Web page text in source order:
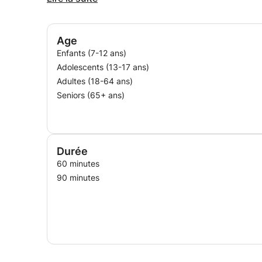
J'adapte chaque séance au niveau, aux
s'appuient sur des exercices progressifs, des
Mon objectif est que chaque élève termine la
de confiance en lui et une méthode qu'il pourra
Age
Enfants (7-12 ans)
Adolescents (13-17 ans)
Adultes (18-64 ans)
Seniors (65+ ans)
Durée
60 minutes
90 minutes